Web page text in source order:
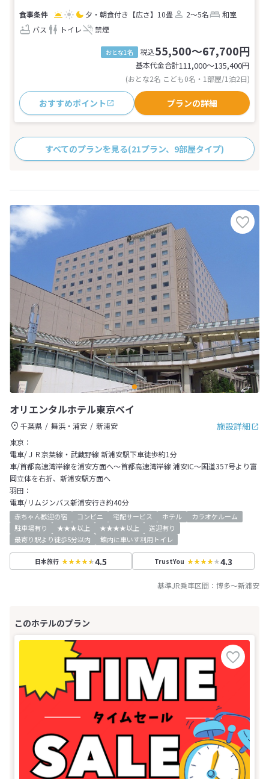
夕・朝食付き 【広さ】10畳 2～5名
和室
バス
トイレ 禁煙
おとな1名 税込55,500～67,700円
基本代金合計111,000〜135,400円
(おとな2名 こども0名・1部屋/1泊2日)
おすすめポイント プランの詳細
すべてのプランを見る(21プラン、9部屋タイプ)
オリエンタルホテル東京ベイ
施設詳細
千葉県 舞浜・浦安
新浦安
東京：
電車/ＪＲ京葉線・武蔵野線 新浦安駅下車徒歩約1分
車/首都高速湾岸線を浦安方面へ～首都高速湾岸線 浦安IC～国道357号より富
岡立体を右折、新浦安駅方面へ
羽田：
電車/リムジンバス新浦安行き約40分
赤ちゃん歓迎の宿 コンビニ 宅配サービス ホテル
カラオケルーム
駐車場有り
★★★以上 ★★★★以上
送迎有り
最寄り駅より徒歩5分以内
館内に車いす利用トイレ
日本旅行 4.5 TrustYou 4.3
基準JR乗車区間： 博多～新浦安